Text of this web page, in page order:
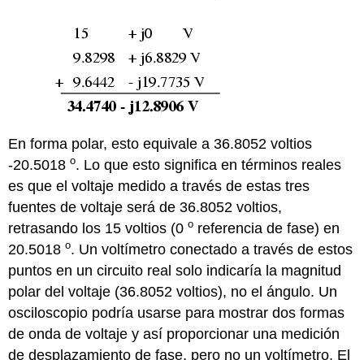
En forma polar, esto equivale a 36.8052 voltios
-20.5018o. Lo que esto significa en términos reales
es que el voltaje medido a través de estas tres
fuentes de voltaje será de 36.8052 voltios,
retrasando los 15 voltios (0o referencia de fase) en
20.5018o. Un voltímetro conectado a través de estos
puntos en un circuito real solo indicaría la magnitud
polar del voltaje (36.8052 voltios), no el ángulo. Un
osciloscopio podría usarse para mostrar dos formas
de onda de voltaje y así proporcionar una medición
de desplazamiento de fase, pero no un voltímetro. El